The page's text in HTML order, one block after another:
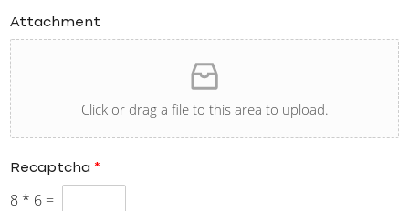
Attachment
Click or drag a file to this area to upload.
Recaptcha *
8 * 6 =